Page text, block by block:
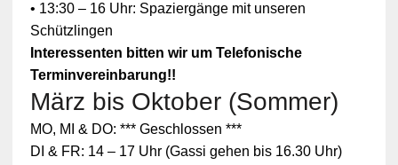
• 13:30 – 16 Uhr: Spaziergänge mit unseren
Schützlingen
Interessenten bitten wir um Telefonische
Terminvereinbarung!!
März bis Oktober (Sommer)
MO, MI & DO: *** Geschlossen ***
DI & FR: 14 – 17 Uhr (Gassi gehen bis 16.30 Uhr)
Zum
Schutz
Ihrer
persönlic